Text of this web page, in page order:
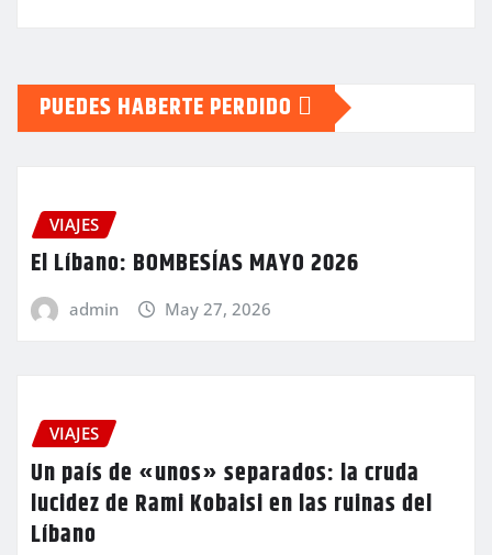
PUEDES HABERTE PERDIDO
VIAJES
El Líbano: BOMBESÍAS MAYO 2026
admin May 27, 2026
VIAJES
Un país de «unos» separados: la cruda
lucidez de Rami Kobaisi en las ruinas del
Líbano